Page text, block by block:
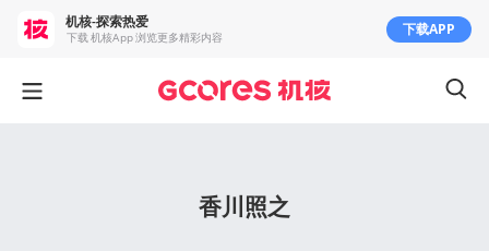
香川照之
机核-探索热爱
下载 机核App 浏览更多精彩内容 下载APP